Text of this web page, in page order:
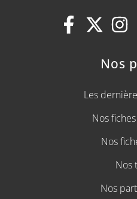
Nos
Les
Nos
Nos
Nos
Nos